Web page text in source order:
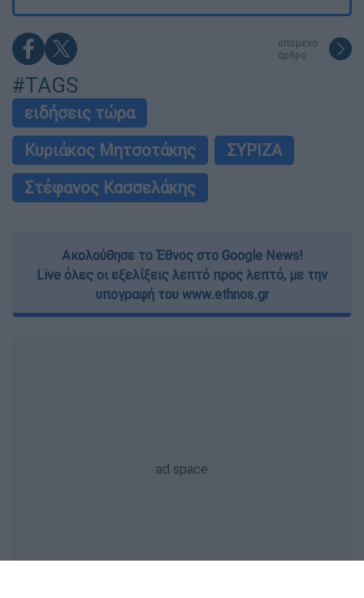
επόμενο
άρθρο
#TAGS
ειδήσεις τώρα
Κυριάκος Μητσοτάκης
ΣΥΡΙΖΑ
Στέφανος Κασσελάκης
Ακολούθησε το Έθνος στο Google News!
Live όλες οι εξελίξεις λεπτό προς λεπτό, με την
υπογραφή του www.ethnos.gr